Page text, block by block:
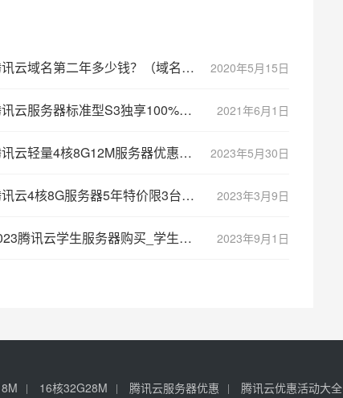
2020年5月15日
腾讯云域名第二年多少钱？（域名续费价格表）
2021年6月1日
腾讯云服务器标准型S3独享100%CPU性能评测及优惠价格表
2023年5月30日
腾讯云轻量4核8G12M服务器优惠价CPU性能测评
2023年3月9日
腾讯云4核8G服务器5年特价限3台CVM标准型S5实例
2023年9月1日
2023腾讯云学生服务器购买_学生机价格_学生认证入口
16核32G28M 腾讯云服务器优惠 腾讯云优惠活动大全